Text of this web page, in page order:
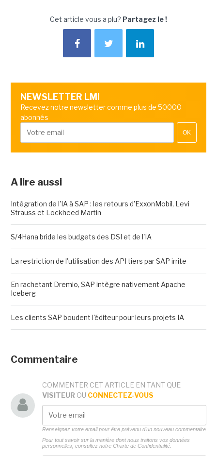
Cet article vous a plu? Partagez le !
NEWSLETTER LMI
Recevez notre newsletter comme plus de 50000
abonnés
OK
A lire aussi
Intégration de l'IA à SAP : les retours d'ExxonMobil, Levi
Strauss et Lockheed Martin
S/4Hana bride les budgets des DSI et de l'IA
La restriction de l'utilisation des API tiers par SAP irrite
En rachetant Dremio, SAP intègre nativement Apache
Iceberg
Les clients SAP boudent l'éditeur pour leurs projets IA
Commentaire
COMMENTER CET ARTICLE EN TANT QUE
VISITEUR OU CONNECTEZ-VOUS
Renseignez votre email pour être prévenu d'un nouveau commentaire
Pour tout savoir sur la manière dont nous traitons vos données
personnelles, consultez notre Charte de Confidentialité.